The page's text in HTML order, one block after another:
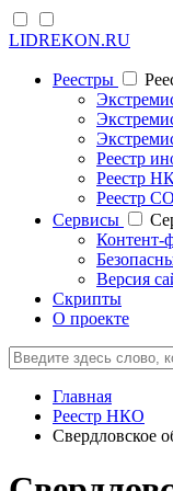
LIDREKON.RU
Реестры
Реестр
Реестр
Реестр
Cервисы
Контент-
Версия
Скрипты
О проекте
Главная
Реестр НКО
Свердловское